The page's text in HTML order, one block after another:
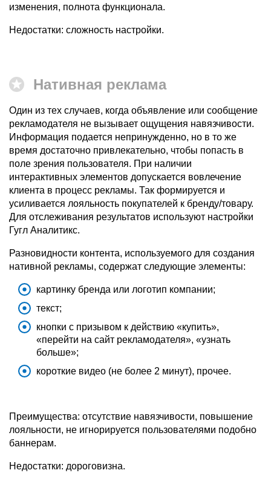
изменения, полнота функционала.
Недостатки: сложность настройки.
Нативная реклама
Один из тех случаев, когда объявление или сообщение
рекламодателя не вызывает ощущения навязчивости.
Информация подается непринужденно, но в то же
время достаточно привлекательно, чтобы попасть в
поле зрения пользователя. При наличии
интерактивных элементов допускается вовлечение
клиента в процесс рекламы. Так формируется и
усиливается лояльность покупателей к бренду/товару.
Для отслеживания результатов используют настройки
Гугл Аналитикс.
Разновидности контента, используемого для создания
нативной рекламы, содержат следующие элементы:
картинку бренда или логотип компании;
текст;
кнопки с призывом к действию «купить»,
«перейти на сайт рекламодателя», «узнать
больше»;
короткие видео (не более 2 минут), прочее.
Преимущества: отсутствие навязчивости, повышение
лояльности, не игнорируется пользователями подобно
баннерам.
Недостатки: дороговизна.